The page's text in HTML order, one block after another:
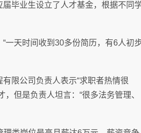
毕业生设立了人才基金，根据不同
一天时间收到30多份简历，有6人初
限公司负责人表示“求职者热情很
但是负责人坦言：“很多法务管理、